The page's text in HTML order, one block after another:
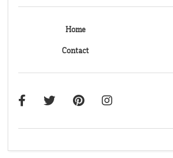
Home
Contact